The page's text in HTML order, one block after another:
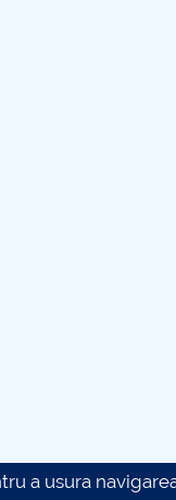
a usura